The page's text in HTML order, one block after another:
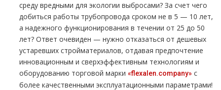
среду вредными для экологии выбросами? За счет чего
добиться работы тpубопровода сроком не в 5 — 10 лет,
а надежного функционирования в течении от 25 до 50
лет? Ответ очевиден — нужно отказаться от дешевых
устаревших стройматериалов, отдавая предпочтение
инновационным и сверхэффективным технологиям и
оборудованию торговой марки «flехalеn.company» с
более качественными эксплуатационными параметрами!